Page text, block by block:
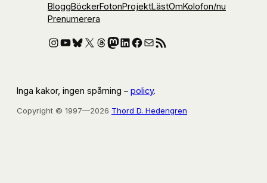
BloggBöckerFotonProjektLästOmKolofon/nu
Prenumerera
Instagram
YouTube
Bluesky
X Threads
Mastodon
LinkedIn
Facebook
E-postRSS-flöde
Inga kakor, ingen spårning – policy.
Copyright © 1997—2026 Thord D. Hedengren